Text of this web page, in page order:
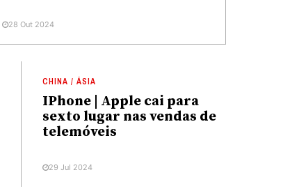
28 Out 2024
CHINA / ÁSIA
IPhone | Apple cai para
sexto lugar nas vendas de
telemóveis
29 Jul 2024